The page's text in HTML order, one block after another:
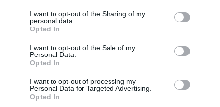
not limited to your visit or usage behaviour. You may click to
grant or deny consent to Google and its third-party tags to
use your data for below specified purposes in below Google
consent section.
I want to opt-out of the Sharing of my
personal data.
Opted In
I want to opt-out of the Sale of my
Personal Data.
Opted In
I want to opt-out of processing my
Personal Data for Targeted Advertising.
Opted In